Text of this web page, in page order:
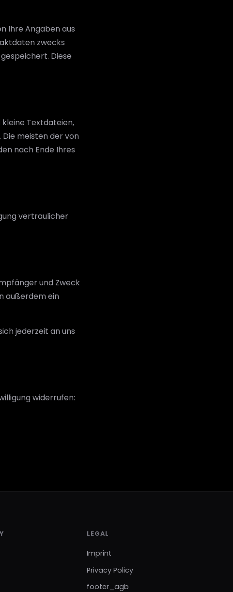
Ihre Angaben aus
zwecks
Diese
Textdateien,
meisten der von
nach Ende Ihres
vertraulicher
und Zweck
außerdem ein
jederzeit an uns
widerrufen:
LEGAL
Imprint
Privacy Policy
footer_agb